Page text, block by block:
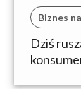
Biznes
Dziś